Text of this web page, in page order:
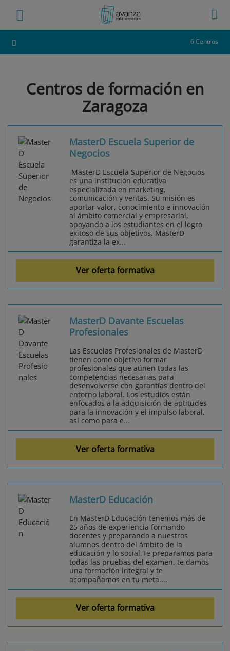
6 Centros
Centros de formación en
Zaragoza
MasterD Escuela Superior de
Negocios
MasterD Escuela Superior de Negocios
es una institución educativa
especializada en marketing,
comunicación y ventas. Su misión es
aportar valor, conocimiento e innovación
al ámbito comercial y empresarial,
apoyando a los estudiantes en el logro
exitoso de sus objetivos. MasterD
garantiza la ex...
Ver oferta formativa
MasterD Davante Escuelas
Profesionales
Las Escuelas Profesionales de MasterD
tienen como objetivo formar
profesionales que aúnen todas las
competencias necesarias para
desenvolverse con garantías dentro del
entorno laboral. Los estudios están
enfocados a la adquisición de aptitudes
para la innovación y el impulso laboral,
así como para e...
Ver oferta formativa
MasterD Educación
En MasterD Educación tenemos más de
25 años de experiencia formando
docentes y preparando a nuestros
alumnos dentro del ámbito de la
educación y lo social.Te preparamos para
todas las pruebas del examen, te damos
una formación integral y te
acompañamos en tu meta....
Ver oferta formativa